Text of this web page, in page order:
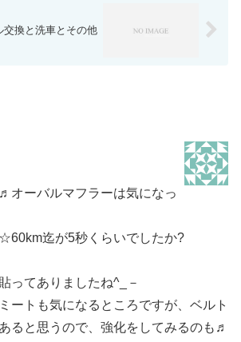
交換と洗車とその他
オーバルマフラーは気になっ
迄が5秒くらいでしたか?
ってありましたね^_－
ートも気になるところですが、ベルト
ると思うので、強化をしてみるのも♬